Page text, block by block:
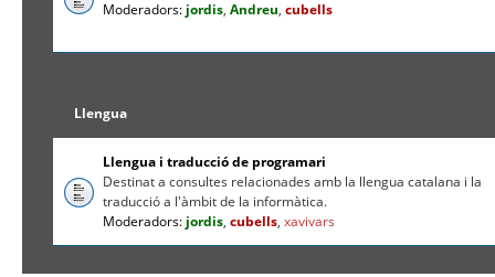
Moderadors: jordis,Andreu,cubells
Llengua
Llengua i traducció de programari
Destinat a consultes relacionades amb la llengua catalana i la
traducció a l'àmbit de la informàtica.
Moderadors: jordis,cubells,xavivars